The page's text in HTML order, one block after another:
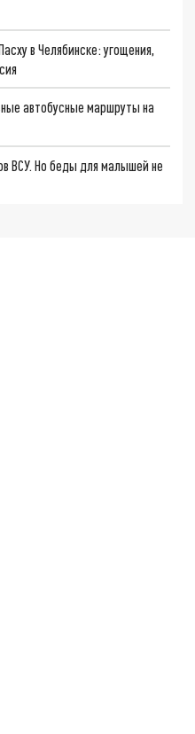
в Челябинске: угощения,
автобусные маршруты на
ВСУ. Но беды для малышей не